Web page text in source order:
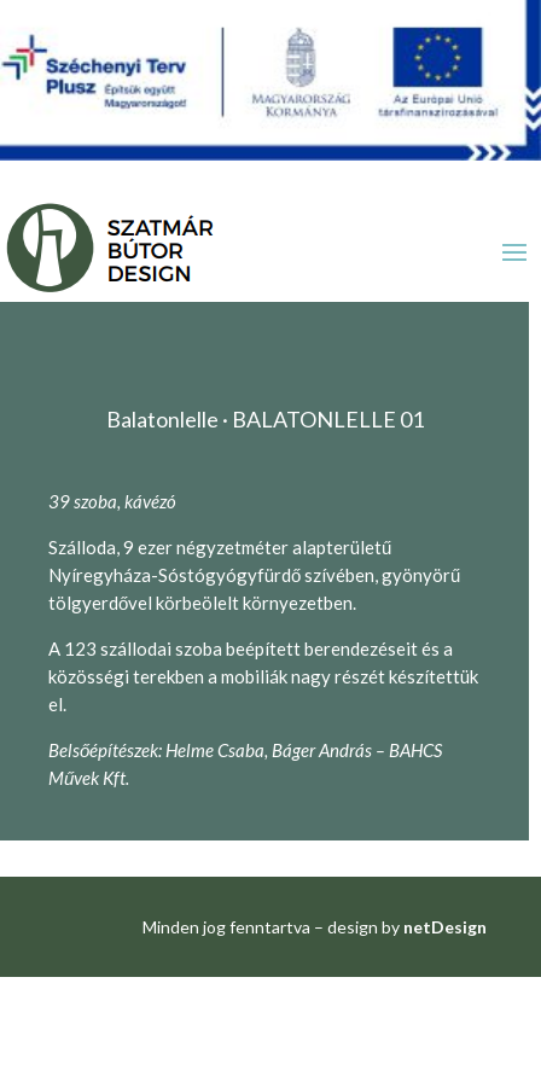
Balatonlelle · BALATONLELLE 01
39 szoba, kávézó
Szálloda, 9 ezer négyzetméter alapterületű
Nyíregyháza-Sóstógyógyfürdő szívében, gyönyörű
tölgyerdővel körbeölelt környezetben.
A 123 szállodai szoba beépített berendezéseit és a
közösségi terekben a mobiliák nagy részét készítettük
el.
Belsőépítészek: Helme Csaba, Báger András – BAHCS
Művek Kft.
Minden jog fenntartva – design by netDesign